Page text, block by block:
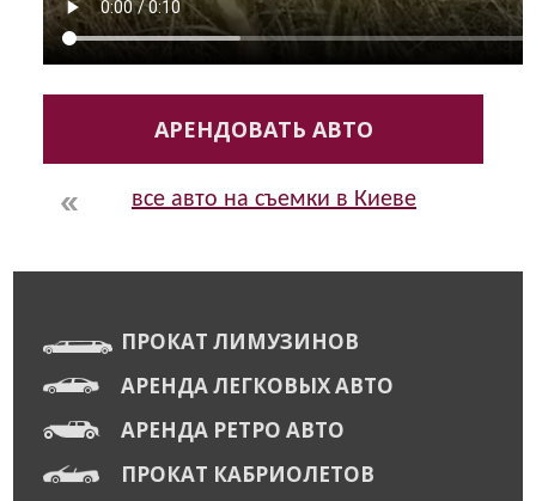
АРЕНДОВАТЬ АВТО
все авто на съемки в Киеве
ПРОКАТ ЛИМУЗИНОВ
АРЕНДА ЛЕГКОВЫХ АВТО
АРЕНДА РЕТРО АВТО
ПРОКАТ КАБРИОЛЕТОВ